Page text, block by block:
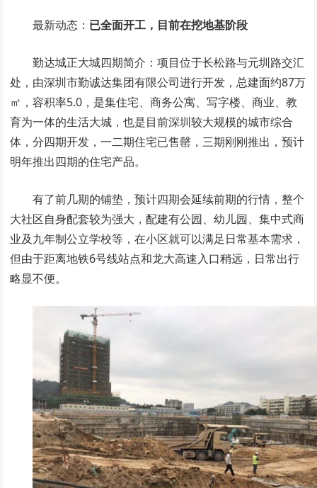
最新动态： 已全面开工，目前在挖地基阶段
勤达城正大城四期简介：项目位于长松路与元圳路交汇
处，由深圳市勤诚达集团有限公司进行开发，总建面约87万
㎡，容积率5.0，是集住宅、商务公寓、写字楼、商业、教
育为一体的生活大城，也是目前深圳较大规模的城市综合
体，分四期开发，一二期住宅已售罄，三期刚刚推出，预计
明年推出四期的住宅产品。
有了前几期的铺垫，预计四期会延续前期的行情，整个
大社区自身配套较为强大，配建有公园、幼儿园、集中式商
业及九年制公立学校等，在小区就可以满足日常基本需求，
但由于距离地铁6号线站点和龙大高速入口稍远，日常出行
略显不便。